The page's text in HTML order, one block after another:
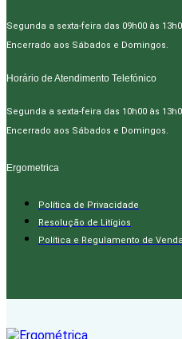
Segunda a sexta-feira das 09h00 às
Encerrado aos Sábados e Domingos.
Horário de Atendimento Telefónico
Segunda a sexta-feira das 10h00 às
Encerrado aos Sábados e Domingos.
Ergometrica
Política de Privacidade
Resolução de Litígios
Política e Regulamento de